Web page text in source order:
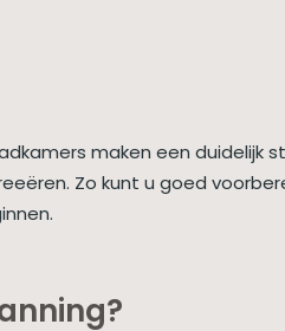
maken een duidelijk
Zo kunt u goed